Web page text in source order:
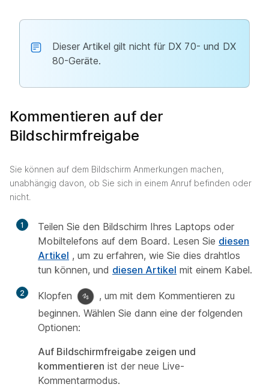
Dieser Artikel gilt nicht für DX 70- und DX
80-Geräte.
Kommentieren auf der
Bildschirmfreigabe
Sie können auf dem Bildschirm Anmerkungen machen,
unabhängig davon, ob Sie sich in einem Anruf befinden oder
nicht.
1
Teilen Sie den Bildschirm Ihres Laptops oder
Mobiltelefons auf dem Board. Lesen Sie diesen
Artikel , um zu erfahren, wie Sie dies drahtlos
tun können, und diesen Artikel mit einem Kabel.
2 Klopfen
, um mit dem Kommentieren zu
beginnen. Wählen Sie dann eine der folgenden
Optionen:
Auf Bildschirmfreigabe zeigen und
kommentieren ist der neue Live-
Kommentarmodus.